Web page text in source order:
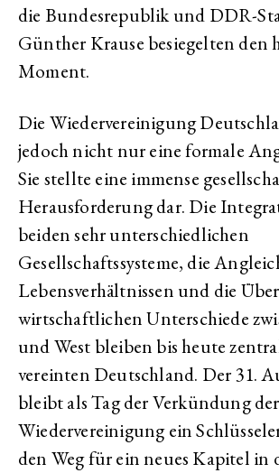
die Bundesrepublik und DDR-
Günther Krause besiegelten den
Moment.
Die Wiedervereinigung
jedoch nicht nur eine formale
Sie stellte eine immense
Herausforderung dar. Die
beiden sehr unterschiedlichen
Gesellschaftssysteme, die
Lebensverhältnissen und die
wirtschaftlichen Unterschiede
und West bleiben bis heute
vereinten Deutschland. Der 31.
bleibt als Tag der Verkündung
Wiedervereinigung ein
den Weg für ein neues Kapitel in